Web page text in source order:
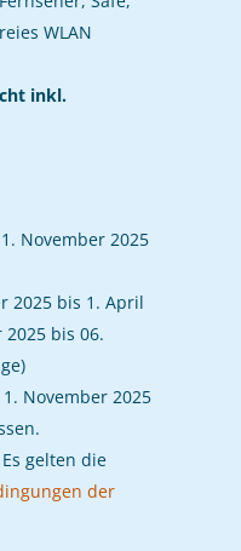
WLAN
inkl.
November 2025
2025 bis 1. April
2025 bis 06.
November 2025
gelten die
der